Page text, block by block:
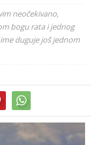
neočekivano,
bogu rata i jednog
duguje još jednom